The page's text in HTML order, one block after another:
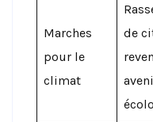
Marches
pour le
climat
de